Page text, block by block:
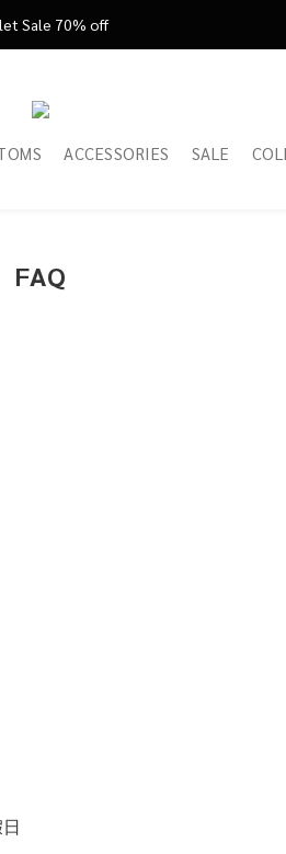
’26 ｜ 父親節限定盛典
Sale 70% off
ACCESSORIES SALE
FAQ